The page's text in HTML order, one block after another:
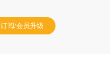
订阅/会员升级